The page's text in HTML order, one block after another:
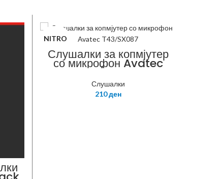
NITRO
Слушалки за копмјутер
со микрофон Avatec
T43/SX087
Слушалки
210ден